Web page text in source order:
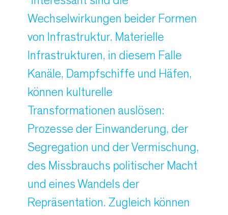
Wechselwirkungen beider Formen
von Infrastruktur. Materielle
Infrastrukturen, in diesem Falle
Kanäle, Dampfschiffe und Häfen,
können kulturelle
Transformationen auslösen:
Prozesse der Einwanderung, der
Segregation und der Vermischung,
des Missbrauchs politischer Macht
und eines Wandels der
Repräsentation. Zugleich können